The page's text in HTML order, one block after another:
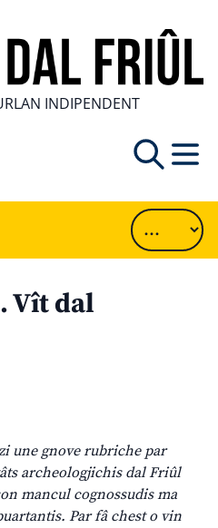
INDIPENDENT
Vît dal
une gnove rubriche par
archeologjichis dal Friûl
mancul cognossudis ma
Par fâ chest o vin